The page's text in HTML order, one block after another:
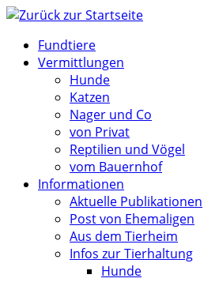
Zum
springenFundtiere
Vermittlungen
Hunde
Katzen
Nager und Co
von Privat
Reptilien und Vögel
vom Bauernhof
Informationen
Aktuelle Publikationen
Post von Ehemaligen
Aus dem Tierheim
Infos zur Tierhaltung
Hunde